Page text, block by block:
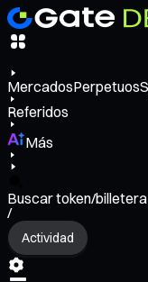
MercadosPerpetuos
Referidos
Más
Buscar token/billetera
/
Actividad